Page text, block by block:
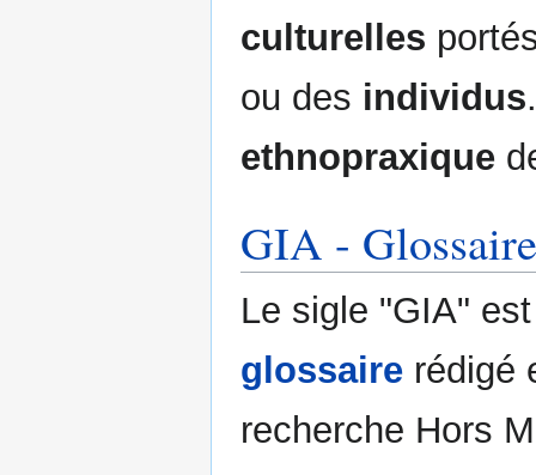
culturelles
ou des individus
ethnopraxique
GIA -
Le sigle "GIA"
glossaire rédigé
recherche Hors